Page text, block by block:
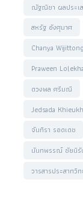
ณัฐณิชา ผลประเ
สหรัฐ อังศุมาศ
Chanya
Praween Lolekha
ดวงพล ศรีมณี
Jedsada
จันทิรา รอดเดช
นันทพรรณ์ ชัยนิรั
วารสารประสาทวิ